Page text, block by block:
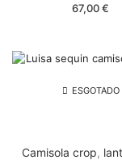
67,00€
ESGOTADO
Camisola crop,